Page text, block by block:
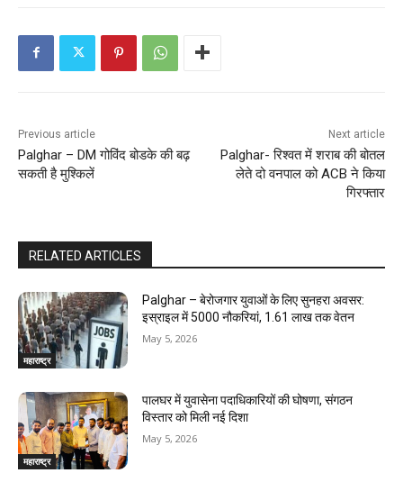
Previous article
Palghar – DM गोविंद बोडके की बढ़
सकती है मुश्किलें
Next article
Palghar- रिश्वत में शराब की बोतल
लेते दो वनपाल को ACB ने किया
गिरफ्तार
RELATED ARTICLES
महाराष्ट्र
Palghar – बेरोजगार युवाओं के लिए सुनहरा अवसर:
इस्राइल में 5000 नौकरियां, ₹1.61 लाख तक वेतन
May 5, 2026
महाराष्ट्र
पालघर में युवासेना पदाधिकारियों की घोषणा, संगठन
विस्तार को मिली नई दिशा
May 5, 2026